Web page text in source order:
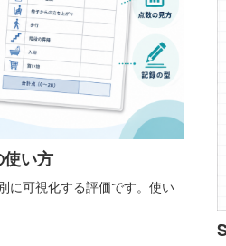
い方
に可視化する評価です。使い